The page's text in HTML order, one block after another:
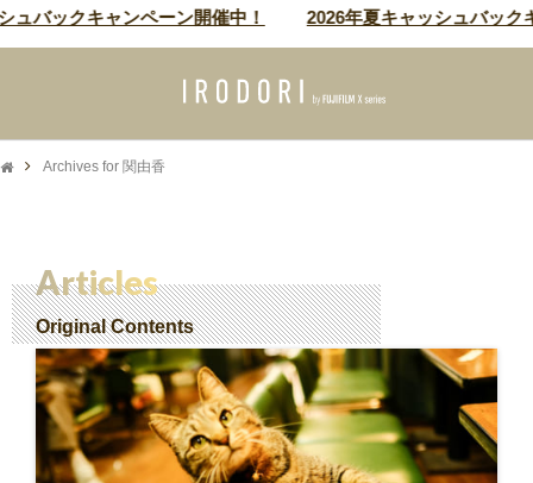
バックキャンペーン開催中！ 2026年夏キャッシュバック
Archives for 関由香
Articles
Original Contents